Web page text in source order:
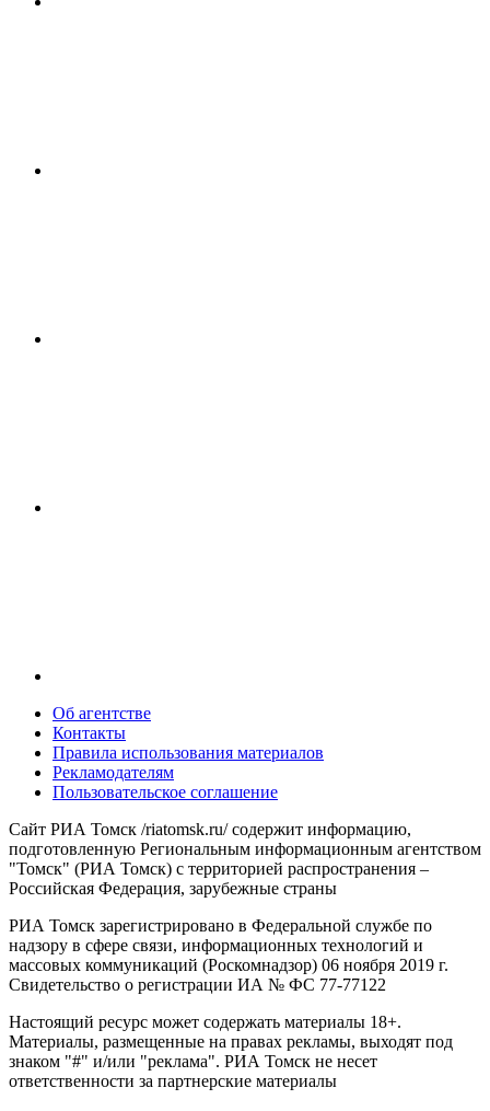
Об агентстве
Контакты
Правила использования материалов
Рекламодателям
Пользовательское соглашение
Сайт РИА Томск /riatomsk.ru/ содержит информацию,
подготовленную Региональным информационным агентством
"Томск" (РИА Томск) с территорией распространения –
Российская Федерация, зарубежные страны
РИА Томск зарегистрировано в Федеральной службе по
надзору в сфере связи, информационных технологий и
массовых коммуникаций (Роскомнадзор) 06 ноября 2019 г.
Свидетельство о регистрации ИА № ФС 77-77122
Настоящий ресурс может содержать материалы 18+.
Материалы, размещенные на правах рекламы, выходят под
знаком "#" и/или "реклама". РИА Томск не несет
ответственности за партнерские материалы